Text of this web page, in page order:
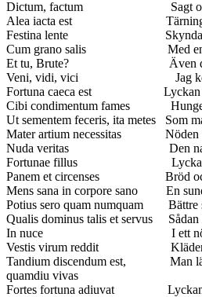
Dictum, factum Sagt och
Alea iacta est Tärningen
Festina lente Skynda
Cum grano salis Med en
Et tu, Brute? Även du,
Veni, vidi, vici Jag kom, jag
Fortuna caeca est Lyckan
Cibi condimentum fames
Ut sementem feceris, ita metes Som
Mater artium necessitas Nöden är
Nuda veritas Den nakna
Fortunae fillus Lyckans
Panem et circenses Bröd och
Mens sana in corpore sano En
Potius sero quam numquam
Qualis dominus talis et servus
In nuce I ett nötskal
Vestis virum reddit Kläderna
Tandium discendum est, Man lär
quamdiu vivas
Fortes fortuna adiuvat Lyckan